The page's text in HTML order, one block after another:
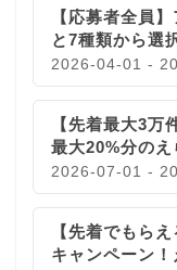
【応募者全員
と7種類から選
2026-04-01 -
【先着最大3万
最大20%分のえ
2026-07-01 -
【先着でもら
キャンペーン